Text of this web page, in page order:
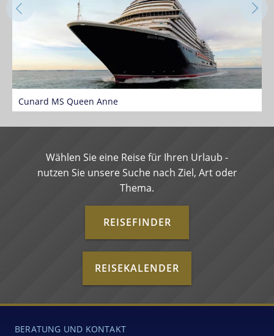
Cunard MS Queen Anne
Wählen Sie eine Reise für Ihren Urlaub -
nutzen Sie unsere Suche nach Ziel, Art oder
Thema.
REISEFINDER
REISEKALENDER
BERATUNG UND KONTAKT